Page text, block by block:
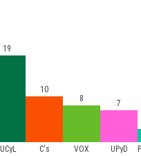
IUCyL C's VOX UPyD
19
10
8
7